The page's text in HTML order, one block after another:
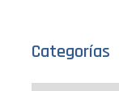
Categorías